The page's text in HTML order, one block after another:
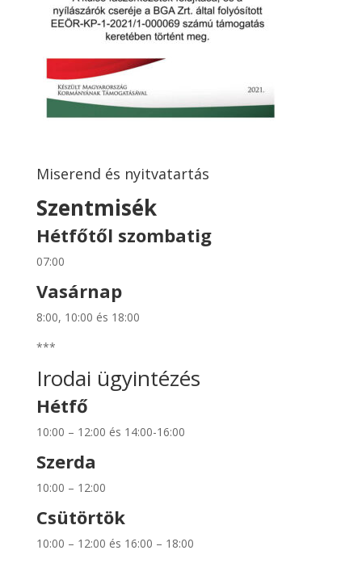
Miserend és nyitvatartás
Szentmisék
Hétfőtől szombatig
07:00
Vasárnap
8:00, 10:00 és 18:00
***
Irodai ügyintézés
Hétfő
10:00 – 12:00 és 14:00-16:00
Szerda
10:00 – 12:00
Csütörtök
10:00 – 12:00 és 16:00 – 18:00